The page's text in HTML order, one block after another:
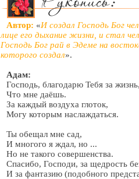
Автор: «И создал Господь Бог
лице его дыхание жизни, и стал
Господь Бог рай в Эдеме на
которого создал».
Адам:
Господь, благодарю Тебя за жизнь,
Что мне даёшь.
За каждый воздуха глоток,
Могу которым наслаждаться.
Ты обещал мне сад,
И многого я ждал, но ...
Но не такого совершенства.
Спасибо, Господи, за щедрость
И за фантазию (подобного